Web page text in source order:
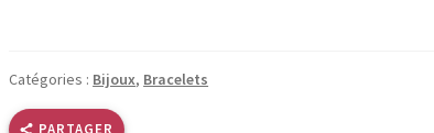
et
marbré
Catégories : Bijoux, Bracelets
PARTAGER